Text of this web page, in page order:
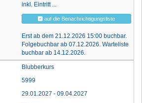
inkl. Eintritt ...
auf die Benachrichtigungsliste
Erst ab dem 21.12.2026 15:00 buchbar.
Folgebuchbar ab 07.12.2026. Warteliste
buchbar ab 14.12.2026.
Blubberkurs
5999
29.01.2027 - 09.04.2027